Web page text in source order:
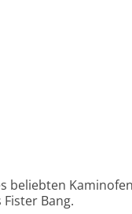
beliebten
Bang.